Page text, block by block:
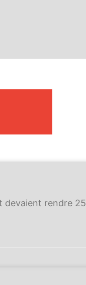
devaient rendre 25